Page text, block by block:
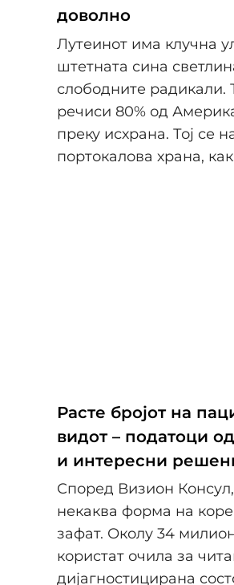
доволно
Лутеинот има клучна
штетната сина
слободните радикали.
речиси 80% од
преку исхрана. Тој се
портокалова храна,
Расте бројот на
видот – податоци
и интересни
Според Визион
некаква форма на
зафат. Околу 34
користат очила за
дијагностицирана